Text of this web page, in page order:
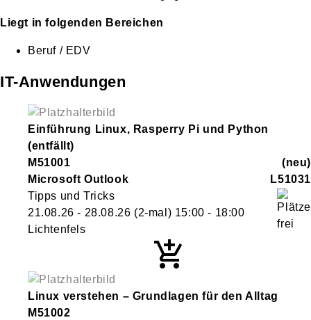
Liegt in folgenden Bereichen
Beruf / EDV
IT-Anwendungen
Einführung Linux, Rasperry Pi und Python
(entfällt)
M51001
neu
Microsoft Outlook
L51031
Tipps und Tricks
21.08.26 - 28.08.26 (2-mal) 15:00 - 18:00
Lichtenfels
Linux verstehen – Grundlagen für den Alltag
M51002